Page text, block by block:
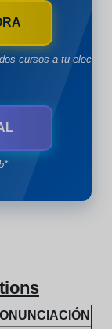
cursos a tu